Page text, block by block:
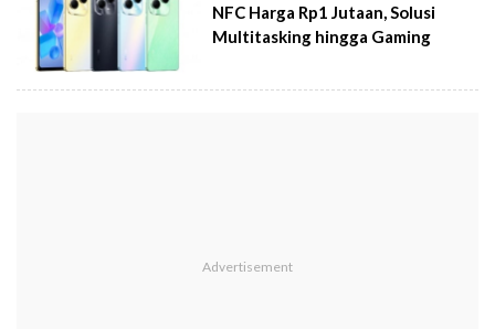
NFC Harga Rp1 Jutaan, Solusi
Multitasking hingga Gaming